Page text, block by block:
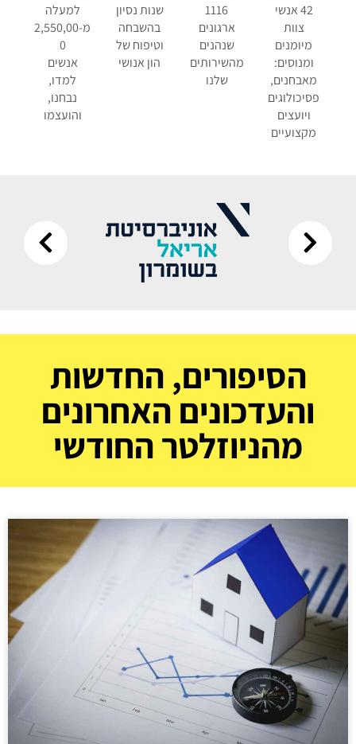
42 אנשי
צוות
מיומנים
ומנוסים:
מאבחנים,
פסיכולוגים
ויועצים
מקצועיים
1116
ארגונים
שנהנים
מהשירותים
שלנו
שנות נסיון
בהשבחה
וטיפוח של
הון אנושי
למעלה
מ-2,550,00
0
אנשים
למדו,
נבחנו,
והועצמו
הסיפורים, החדשות
והעדכונים האחרונים
מהניוזלטר החודשי